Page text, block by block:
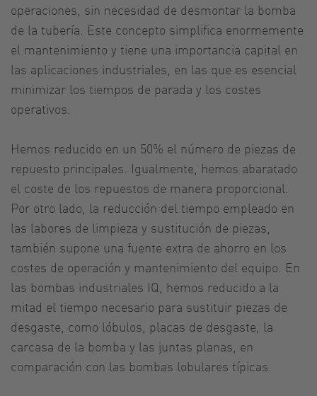
operaciones, sin necesidad de desmontar la bomba
de la tubería. Este concepto simplifica enormemente
el mantenimiento y tiene una importancia capital en
las aplicaciones industriales, en las que es esencial
minimizar los tiempos de parada y los costes
operativos.
Hemos reducido en un 50% el número de piezas de
repuesto principales. Igualmente, hemos abaratado
el coste de los repuestos de manera proporcional.
Por otro lado, la reducción del tiempo empleado en
las labores de limpieza y sustitución de piezas,
también supone una fuente extra de ahorro en los
costes de operación y mantenimiento del equipo. En
las bombas industriales IQ, hemos reducido a la
mitad el tiempo necesario para sustituir piezas de
desgaste, como lóbulos, placas de desgaste, la
carcasa de la bomba y las juntas planas, en
comparación con las bombas lobulares típicas.